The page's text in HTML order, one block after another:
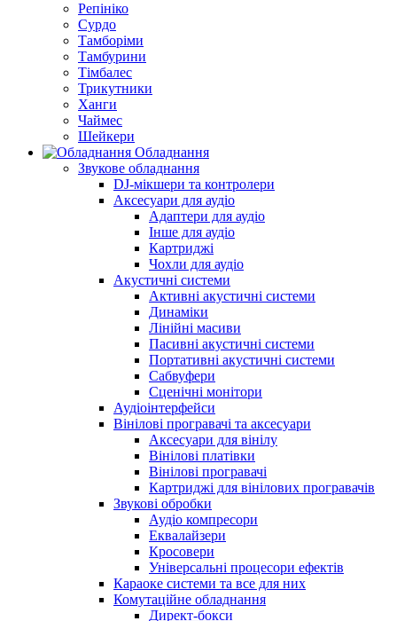
Репініко
Сурдо
Тамборіми
Тамбурини
Тімбалес
Трикутники
Ханги
Чаймес
Шейкери
Обладнання
Звукове обладнання
DJ-мікшери та контролери
Аксесуари для аудіо
Адаптери для аудіо
Інше для аудіо
Картриджі
Чохли для аудіо
Акустичні системи
Активні акустичні системи
Динаміки
Лінійні масиви
Пасивні акустичні системи
Портативні акустичні системи
Сабвуфери
Сценічні монітори
Аудіоінтерфейси
Вінілові програвачі та аксесуари
Аксесуари для вінілу
Вінілові платівки
Вінілові програвачі
Картриджі для вінілових програвачів
Звукові обробки
Аудіо компресори
Еквалайзери
Кросовери
Універсальні процесори ефектів
Караоке системи та все для них
Комутаційне обладнання
Директ-бокси